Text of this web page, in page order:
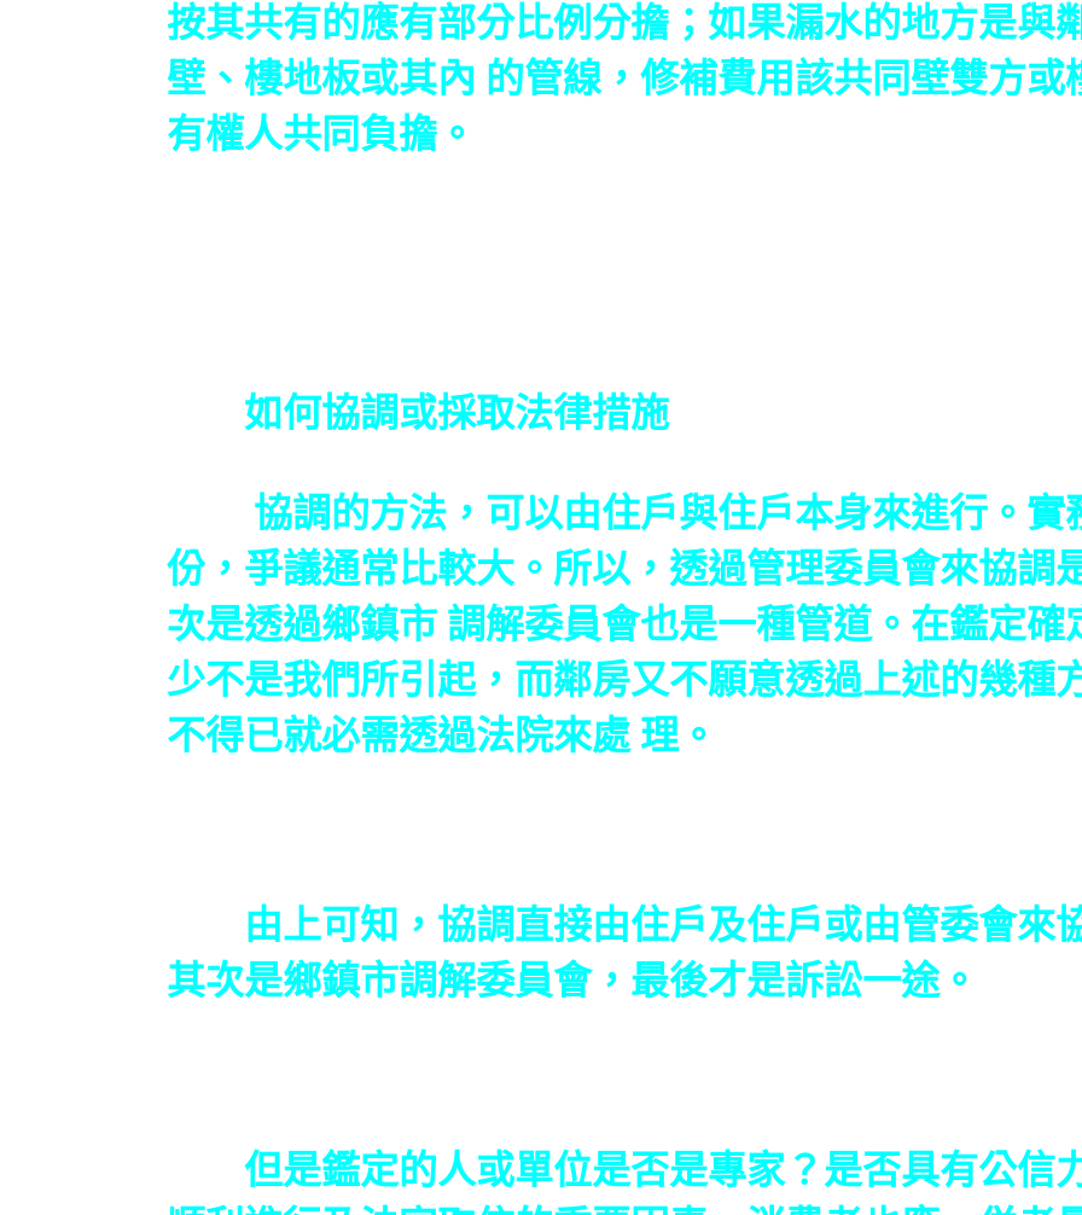
按其共有的應有部分比例分擔；如果漏水的地方是與
壁、樓地板或其內 的管線，修補費用該共同壁雙方
有權人共同負擔。
如何協調或採取法律措施
協調的方法，可以由住戶與住戶本身來進行。實
份，爭議通常比較大。所以，透過管理委員會來協調
次是透過鄉鎮市 調解委員會也是一種管道。在鑑定
少不是我們所引起，而鄰房又不願意透過上述的幾種
不得已就必需透過法院來處 理。
由上可知，協調直接由住戶及住戶或由管委會來
其次是鄉鎮市調解委員會，最後才是訴訟一途。
但是鑑定的人或單位是否是專家？是否具有公信